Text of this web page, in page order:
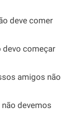
deve comer
devo começar
amigos não
não devemos